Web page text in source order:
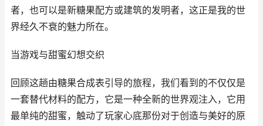
者，也可以是新糖果配方或建筑的发明者，这正是我的世
界经久不衰的魅力所在。
当游戏与甜蜜幻想交织
回顾这趟由糖果合成表引导的旅程，我们看到的不仅仅是
一套替代材料的配方，它是一种全新的世界观注入，它用
最单纯的甜蜜，触动了玩家心底那份对于创造与美好的原